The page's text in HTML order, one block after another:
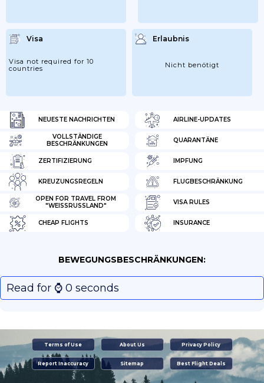
NEUESTE NACHRICHTEN AIRLINE-UPDATES
VOLLSTÄNDIGE
BESCHRÄNKUNGEN
QUARANTÄNE
ZERTIFIZIERUNG IMPFUNG
KREUZUNGSREGELN FLUGBESCHRÄNKUNG
OPEN FOR TRAVEL FROM
"WEISSRUSSLAND"
VISA RULES
CHEAP FLIGHTS INSURANCE
Visa
Visa not required for 10
countries
Erlaubnis
Nicht benötigt
BEWEGUNGSBESCHRÄNKUNGEN:
Read for ⌚️ 0 seconds
Terms of Use About Us Privacy Policy
Report Inaccuracy Sitemap Best Flight Deals